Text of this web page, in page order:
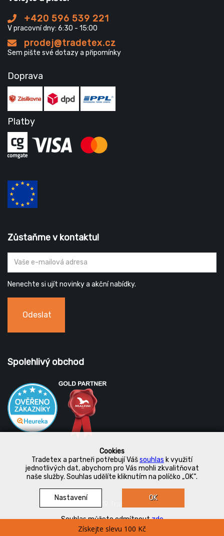
Cookies
Tradetex a partneři potřebují Vášsouhlas k využití
jednotlivých dat, abychom pro Vás mohli zkvalitňovat
naše služby. Souhlas udělíte kliknutím na políčko „OK“.
Nastavení OK
Souhlas můžete odmítnoutzde
+420 596 539 221
V pracovní dny: 6:30 - 15:00
prodej@tradetex.cz
Sem pište své dotazy a připomínky
Doprava
Platby
Zůstaňme v kontaktu!
Nenechte si ujít novinky a akční nabídky.
Odeslat
Spolehlivý obchod
Získejte slevu 100 Kč